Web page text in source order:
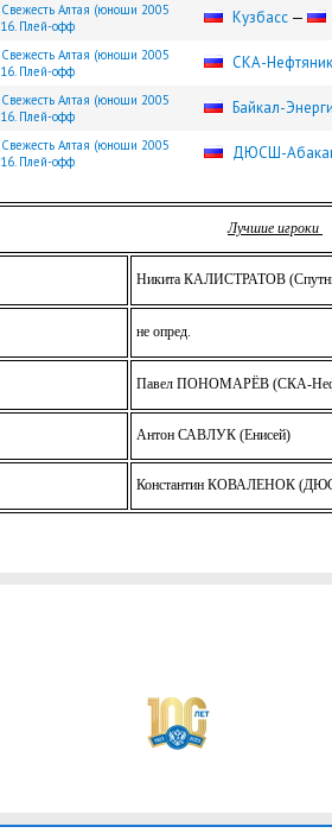
Свежесть Алтая (юноши 2005
Плей-офф
Кузбасс —
Свежесть Алтая (юноши 2005
Плей-офф
СКА-Нефтяник
Свежесть Алтая (юноши 2005
Плей-офф
Байкал-
Свежесть Алтая (юноши 2005
Плей-офф
ДЮСШ-
Лучшие игроки
Никита КАЛИСТРАТОВ
не опред.
Павел ПОНОМАРЁВ (СКА-
Антон САВЛУК (Енисей)
Константин КОВАЛЕНОК